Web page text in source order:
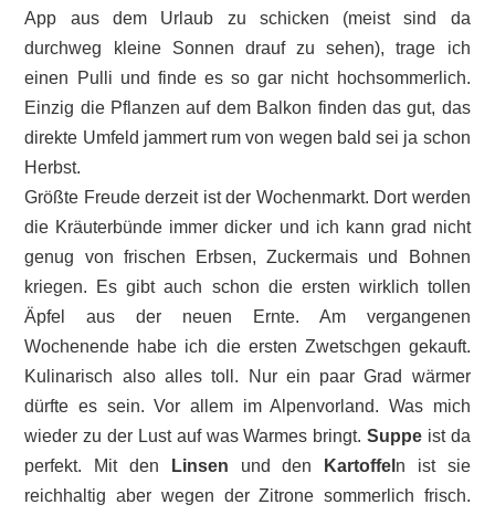
App aus dem Urlaub zu schicken (meist sind da
durchweg kleine Sonnen drauf zu sehen), trage ich
einen Pulli und finde es so gar nicht hochsommerlich.
Einzig die Pflanzen auf dem Balkon finden das gut, das
direkte Umfeld jammert rum von wegen bald sei ja schon
Herbst.
Größte Freude derzeit ist der Wochenmarkt. Dort werden
die Kräuterbünde immer dicker und ich kann grad nicht
genug von frischen Erbsen, Zuckermais und Bohnen
kriegen. Es gibt auch schon die ersten wirklich tollen
Äpfel aus der neuen Ernte. Am vergangenen
Wochenende habe ich die ersten Zwetschgen gekauft.
Kulinarisch also alles toll. Nur ein paar Grad wärmer
dürfte es sein. Vor allem im Alpenvorland. Was mich
wieder zu der Lust auf was Warmes bringt. Suppeist da
perfekt. Mit den
Linsen und den Kartoffel n ist sie
reichhaltig aber wegen der Zitrone sommerlich frisch.